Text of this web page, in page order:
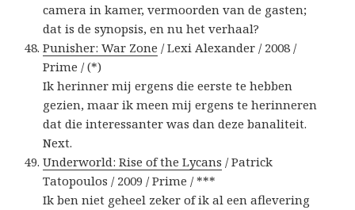
camera in kamer, vermoorden van de gasten;
dat is de synopsis, en nu het verhaal?
Punisher: War Zone / Lexi Alexander / 2008 /
Prime / (*)
Ik herinner mij ergens die eerste te hebben
gezien, maar ik meen mij ergens te herinneren
dat die interessanter was dan deze banaliteit.
Next.
Underworld: Rise of the Lycans / Patrick
Tatopoulos / 2009 / Prime / ***
Ik ben niet geheel zeker of ik al een aflevering